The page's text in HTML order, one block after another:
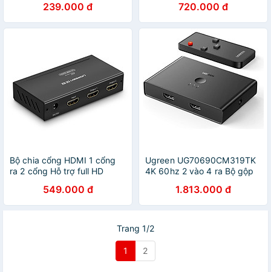
239.000 đ
chính hãng720.000 đ
Bộ chia cổng HDMI 1 cổng
ra 2 cổng Hỗ trợ full HD
chính hãng549.000 đ
Ugreen UG70690CM319TK
4K 60hz 2 vào 4 ra Bộ gộp
HÀNG CHÍNH HÃNG
1.813.000 đ
Trang 1/2
1 2